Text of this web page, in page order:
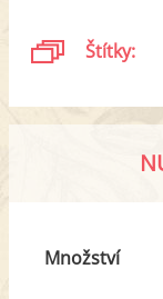
Štítky:
Množství